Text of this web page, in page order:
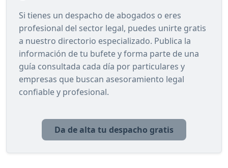
Si tienes un despacho de abogados o eres
profesional del sector legal, puedes unirte gratis
a nuestro directorio especializado. Publica la
información de tu bufete y forma parte de una
guía consultada cada día por particulares y
empresas que buscan asesoramiento legal
confiable y profesional.
Da de alta tu despacho gratis